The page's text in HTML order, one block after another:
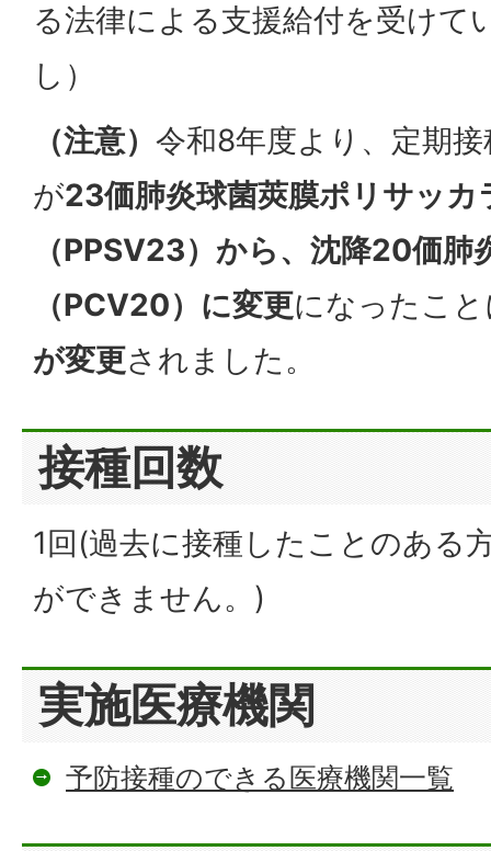
る法律による支援給付を受けて
し）
（注意） 令和8年度より、定期
が23価肺炎球菌莢膜ポリサッ
（PPSV23）から、沈降20価
（PCV20）に変更になったこ
が変更されました。
接種回数
1回(過去に接種したことのある
ができません。)
実施医療機関
予防接種のできる医療機関一覧